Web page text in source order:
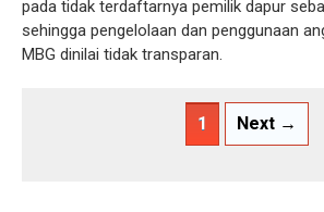
pada tidak terdaftarnya pemilik dapur
sehingga pengelolaan dan penggunaan
MBG dinilai tidak transparan.
1 Next →